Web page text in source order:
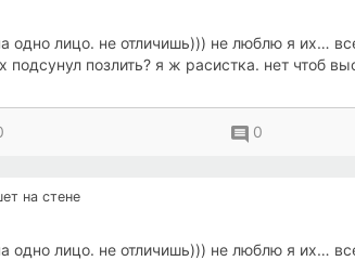
одно лицо. не отличишь))) не люблю я их…
подсунул позлить? я ж расистка. нет чтоб
0
на стене
одно лицо. не отличишь))) не люблю я их…